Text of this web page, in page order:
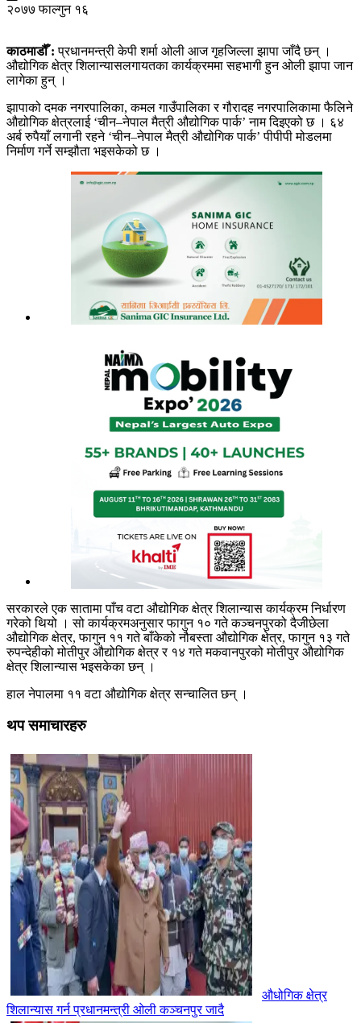
२०७७ फाल्गुन १६
काठमाडौँ : प्रधानमन्त्री केपी शर्मा ओली आज गृहजिल्ला झापा जाँदै छन् ।
औद्योगिक क्षेत्र शिलान्यासलगायतका कार्यक्रममा सहभागी हुन ओली झापा जान
लागेका हुन् ।
झापाको दमक नगरपालिका, कमल गाउँपालिका र गौरादह नगरपालिकामा फैलिने
औद्योगिक क्षेत्रलाई ‘चीन–नेपाल मैत्री औद्योगिक पार्क’ नाम दिइएको छ । ६४
अर्ब रुपैयाँ लगानी रहने ‘चीन–नेपाल मैत्री औद्योगिक पार्क’ पीपीपी मोडलमा
निर्माण गर्ने सम्झौता भइसकेको छ ।
सरकारले एक सातामा पाँच वटा औद्योगिक क्षेत्र शिलान्यास कार्यक्रम निर्धारण
गरेको थियो । सो कार्यक्रमअनुसार फागुन १० गते कञ्चनपुरको दैजीछेला
औद्योगिक क्षेत्र, फागुन ११ गते बाँकेको नौबस्ता औद्योगिक क्षेत्र, फागुन १३ गते
रुपन्देहीको मोतीपुर औद्योगिक क्षेत्र र १४ गते मकवानपुरको मोतीपुर औद्योगिक
क्षेत्र शिलान्यास भइसकेका छन् ।
हाल नेपालमा ११ वटा औद्योगिक क्षेत्र सन्चालित छन् ।
थप समाचारहरु
औधोगिक क्षेत्र
शिलान्यास गर्न प्रधानमन्त्री ओली कञ्चनपुर जादै